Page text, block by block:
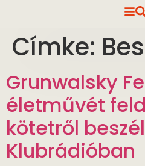
Címke:
Grunwalsky
életművét
kötetről
Klubrádióban